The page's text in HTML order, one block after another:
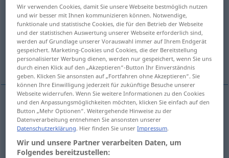
Gleis [glaɪs]n <Gleises;Gleise>
Übersicht aller Übersetzungen
(Für mehr Details die Übersetzung anklicken/antippen)
vía, andén Weitere Beispiele...
f Gleis
andén (≈ Bahnsteig)
Wir verwenden Cookies, damit Sie unsere Webseite bestmöglich nutzen
und wir besser mit Ihnen kommunizieren können. Notwendige,
funktionale und statistische Cookies, die für den Betrieb der Webseite
und der statistischen Auswertung unserer Webseite erforderlich sind,
werden auf Grundlage unserer Vorauswahl immer auf Ihrem Endgerät
gespeichert. Marketing-Cookies und Cookies, die der Bereitstellung
personalisierter Werbung dienen, werden nur gespeichert, wenn Sie uns
durch einen Klick auf den „Akzeptieren“-Button Ihr Einverständnis
geben. Klicken Sie ansonsten auf „Fortfahren ohne Akzeptieren“. Sie
können Ihre Einwilligung jederzeit für zukünftige Besuche unserer
Webseite widerrufen. Wenn Sie weitere Informationen zu den Cookies
und den Anpassungsmöglichkeiten möchten, klicken Sie einfach auf den
Button „Mehr Optionen“. Weitergehende Hinweise zu der
Datenverarbeitung entnehmen Sie ansonsten unserer
Datenschutzerklärung. Hier finden Sie unserImpressum.
Wir und unsere Partner verarbeiten Daten, um
Folgendes bereitzustellen: